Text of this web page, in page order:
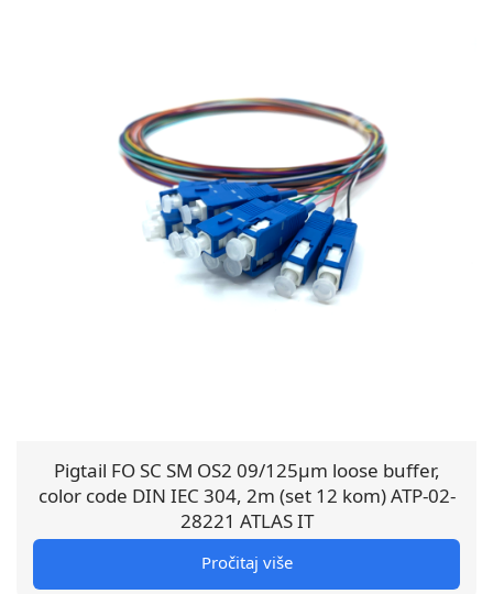
Pigtail FO SC SM OS2 09/125µm loose buffer,
color code DIN IEC 304, 2m (set 12 kom) ATP-02-
28221 ATLAS IT
Pročitaj više